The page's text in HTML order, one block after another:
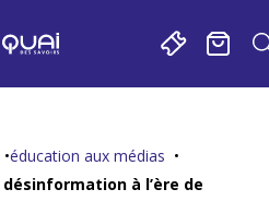
éducation aux médias
à l’ère de